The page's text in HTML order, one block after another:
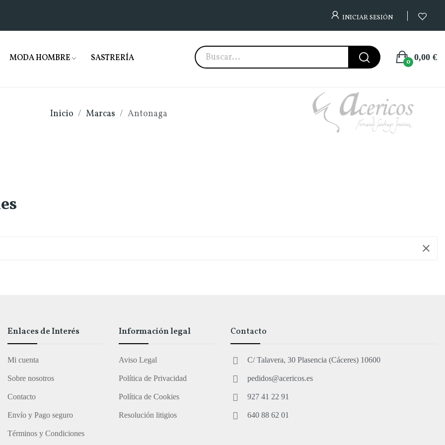
INICIAR SESIÓN
MODA HOMBRE SASTRERÍA 0,00 €
0
Inicio Marcas Antonaga
clear
Enlaces de Interés
Mi cuenta
Sobre nosotros
Contacto
Envío y Pago seguro
Términos y Condiciones
Información legal
Aviso Legal
Política de Privacidad
Política de Cookies
Resolución litigios
Contacto
C/ Talavera, 30 Plasencia (Cáceres) 10600
pedidos@acericos.es
927 41 22 91
640 88 62 01